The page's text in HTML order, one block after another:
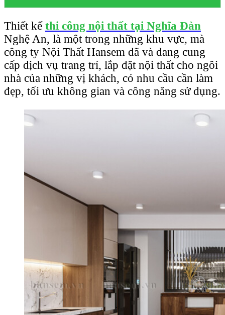
Thiết kế thi công nội thất tại Nghĩa Đàn
Nghệ An, là một trong những khu vực, mà
công ty Nội Thất Hansem đã và đang cung
cấp dịch vụ trang trí, lắp đặt nội thất cho ngôi
nhà của những vị khách, có nhu cầu cần làm
đẹp, tối ưu không gian và công năng sử dụng.